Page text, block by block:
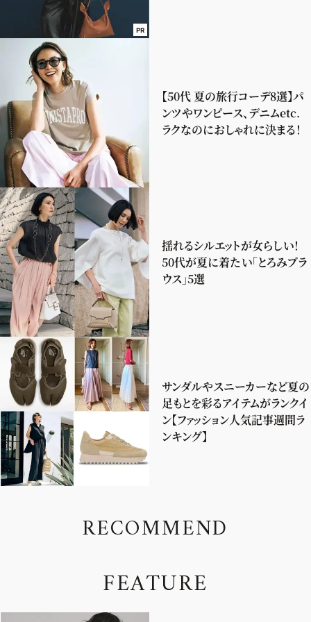
PR
【50代 夏の旅行コーデ8選】パ
ンツやワンピース、デニムetc.
ラクなのにおしゃれに決まる！
揺れるシルエットが女らしい！
50代が夏に着たい「とろみブラ
ウス」5選
サンダルやスニーカーなど夏の
足もとを彩るアイテムがランクイ
ン【ファッション人気記事週間ラ
ンキング】
RECOMMEND
FEATURE